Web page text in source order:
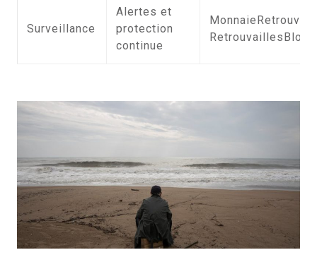
Surveillance
Alertes et
protection
continue
MonnaieRetrouvée,
RetrouvaillesBlock